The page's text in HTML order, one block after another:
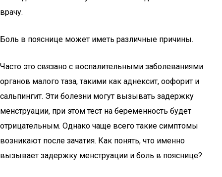
врачу.
Боль в пояснице может иметь различные причины.
Часто это связано с воспалительными заболеваниями
органов малого таза, такими как аднексит, оофорит и
сальпингит. Эти болезни могут вызывать задержку
менструации, при этом тест на беременность будет
отрицательным. Однако чаще всего такие симптомы
возникают после зачатия. Как понять, что именно
вызывает задержку менструации и боль в пояснице?